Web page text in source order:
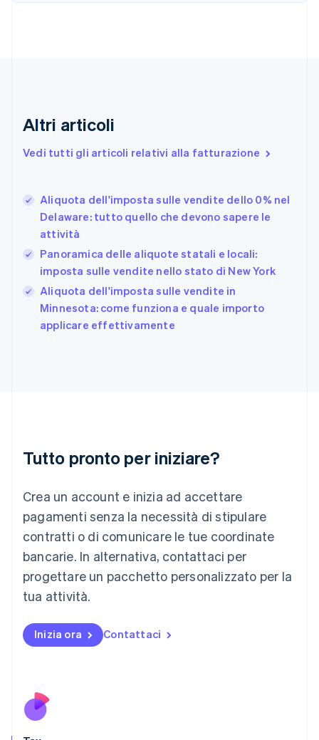
Altri articoli
Vedi tutti gli articoli relativi alla fatturazione
Aliquota dell'imposta sulle vendite dello 0% nel
Delaware: tutto quello che devono sapere le
attività
Panoramica delle aliquote statali e locali:
imposta sulle vendite nello stato di New York
Aliquota dell'imposta sulle vendite in
Minnesota: come funziona e quale importo
applicare effettivamente
Tutto pronto per iniziare?
Crea un account e inizia ad accettare
pagamenti senza la necessità di stipulare
contratti o di comunicare le tue coordinate
bancarie. In alternativa, contattaci per
progettare un pacchetto personalizzato per la
tua attività.
Inizia ora Contattaci
English
English
Finlandia
EnglishSvenska
Francia
Germania
DeutschEnglish
Giappone
日本語
Gibilterra
English
Lettonia
English
DeutschEnglish
Lituania
Français DeutschEnglish
Malaysia
English 简体中文
Malta
Messico
EspañolEnglish
English
Paesi Bassi